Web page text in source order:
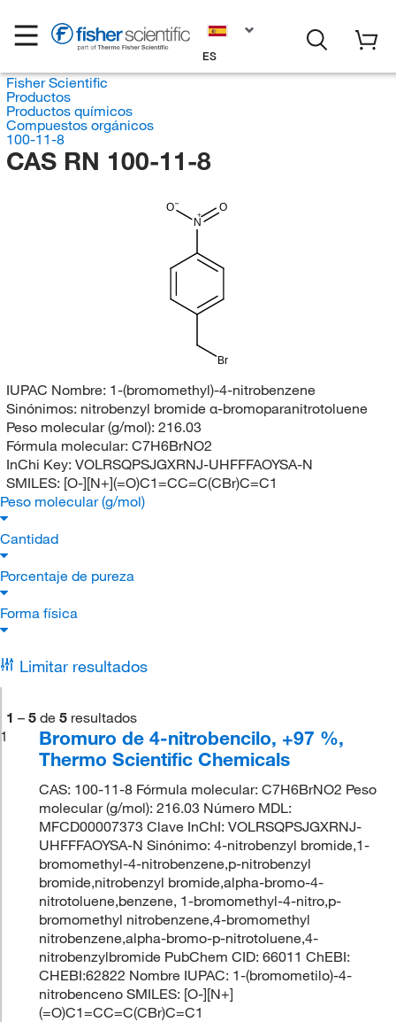
ES
Fisher Scientific
Productos
Productos químicos
Compuestos orgánicos
100-11-8
CAS RN 100-11-8
O
N
O
Br
IUPAC Nombre: 1-(bromomethyl)-4-nitrobenzene
Sinónimos: nitrobenzyl bromide α-bromoparanitrotoluene
Peso molecular (g/mol): 216.03
Fórmula molecular: C7H6BrNO2
InChi Key: VOLRSQPSJGXRNJ-UHFFFAOYSA-N
SMILES: [O-][N+](=O)C1=CC=C(CBr)C=C1
Peso molecular (g/mol)
Cantidad
Porcentaje de pureza
Forma física
Limitar resultados
1 – 5 de 5 resultados
1
Bromuro de 4-nitrobencilo, +97 %,
Thermo Scientific Chemicals
CAS: 100-11-8 Fórmula molecular: C7H6BrNO2 Peso
molecular (g/mol): 216.03 Número MDL:
MFCD00007373 Clave InChI: VOLRSQPSJGXRNJ-
UHFFFAOYSA-N Sinónimo: 4-nitrobenzyl bromide,1-
bromomethyl-4-nitrobenzene,p-nitrobenzyl
bromide,nitrobenzyl bromide,alpha-bromo-4-
nitrotoluene,benzene, 1-bromomethyl-4-nitro,p-
bromomethyl nitrobenzene,4-bromomethyl
nitrobenzene,alpha-bromo-p-nitrotoluene,4-
nitrobenzylbromide PubChem CID: 66011 ChEBI:
CHEBI:62822 Nombre IUPAC: 1-(bromometilo)-4-
nitrobenceno SMILES: [O-][N+]
(=O)C1=CC=C(CBr)C=C1